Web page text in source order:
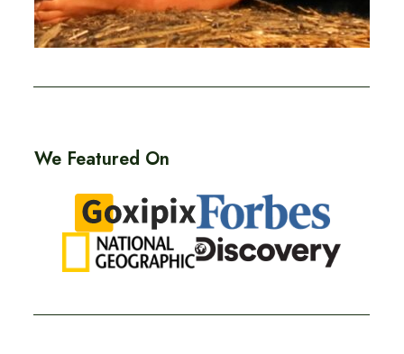
We Featured On